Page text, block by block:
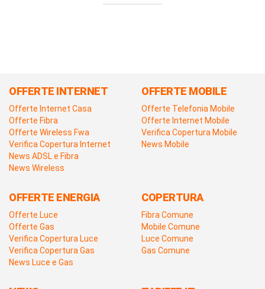
OFFERTE INTERNET
Offerte Internet Casa
Offerte Fibra
Offerte Wireless Fwa
Verifica Copertura Internet
News ADSL e Fibra
News Wireless
OFFERTE MOBILE
Offerte Telefonia Mobile
Offerte Internet Mobile
Verifica Copertura Mobile
News Mobile
OFFERTE ENERGIA
Offerte Luce
Offerte Gas
Verifica Copertura Luce
Verifica Copertura Gas
News Luce e Gas
COPERTURA
Fibra Comune
Mobile Comune
Luce Comune
Gas Comune